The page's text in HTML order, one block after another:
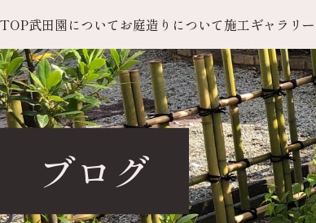
TOP武田園についてお庭造りについて施工ギャラリー
ブログ